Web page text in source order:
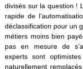
divisés sur la question !
rapide de
déclassification pour un
métiers moins bien
pas en mesure de
experts sont
naturellement